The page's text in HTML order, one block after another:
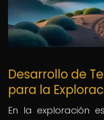
Desarrollo de
para la
En la exploración